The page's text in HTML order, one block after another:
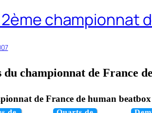
championnat